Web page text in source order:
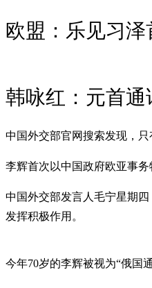
欧盟：乐见习
韩咏红：元首
中国外交部官网搜索发现，
李辉首次以中国政府欧亚事务
中国外交部发言人毛宁星期
发挥积极作用。
今年70岁的李辉被视为“俄国